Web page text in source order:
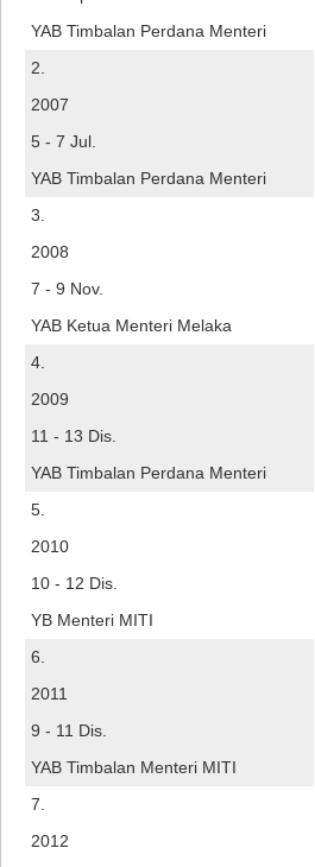
YAB Timbalan Perdana Menteri
2.
2007
5 - 7 Jul.
YAB Timbalan Perdana Menteri
3.
2008
7 - 9 Nov.
YAB Ketua Menteri Melaka
4.
2009
11 - 13 Dis.
YAB Timbalan Perdana Menteri
5.
2010
10 - 12 Dis.
YB Menteri MITI
6.
2011
9 - 11 Dis.
YAB Timbalan Menteri MITI
7.
2012